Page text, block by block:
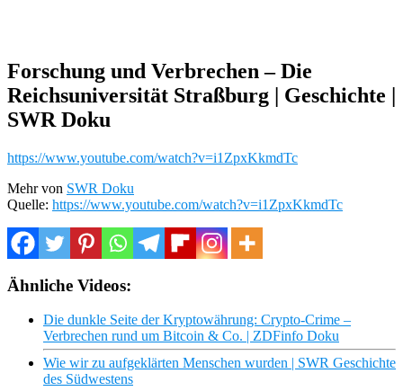
Forschung und Verbrechen – Die
Reichsuniversität Straßburg | Geschichte |
SWR Doku
https://www.youtube.com/watch?v=i1ZpxKkmdTc
Mehr von SWR Doku
Quelle: https://www.youtube.com/watch?v=i1ZpxKkmdTc
Ähnliche Videos:
Die dunkle Seite der Kryptowährung: Crypto-Crime –
Verbrechen rund um Bitcoin & Co. | ZDFinfo Doku
Wie wir zu aufgeklärten Menschen wurden | SWR Geschichte
des Südwestens